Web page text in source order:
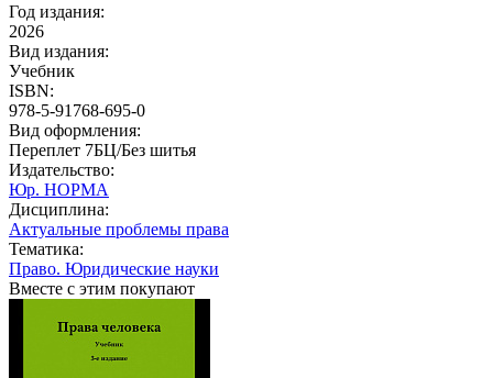
Год издания:
2026
Вид издания:
Учебник
ISBN:
978-5-91768-695-0
Вид оформления:
Переплет 7БЦ/Без шитья
Издательство:
Юр. НОРМА
Дисциплина:
Актуальные проблемы права
Тематика:
Право. Юридические науки
Вместе с этим покупают